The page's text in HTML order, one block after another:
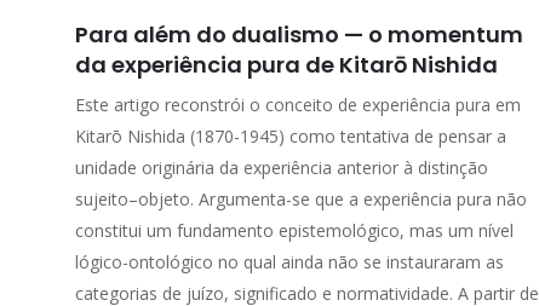
Para além do dualismo — o momentum
da experiência pura de Kitarō Nishida
Este artigo reconstrói o conceito de experiência pura em
Kitarō Nishida (1870-1945) como tentativa de pensar a
unidade originária da experiência anterior à distinção
sujeito–objeto. Argumenta-se que a experiência pura não
constitui um fundamento epistemológico, mas um nível
lógico-ontológico no qual ainda não se instauraram as
categorias de juízo, significado e normatividade. A partir de